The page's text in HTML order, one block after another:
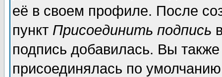
её в своем профиле. После
пункт Присоединить подпись
подпись добавилась. Вы
присоединялась по